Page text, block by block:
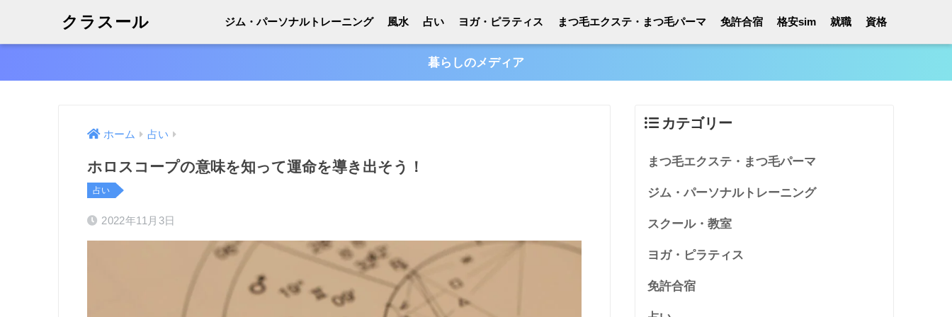
クラスール ジム・パーソナルトレーニング 風水 占い ヨガ・ピラティス まつ毛エクステ・まつ毛パーマ 免許合宿 格安sim 就職 資格
暮らしのメディア
ホーム 占い
ホロスコープの意味を知って運命を導き出そう！
占い
2022年11月3日
カテゴリー
まつ毛エクステ・まつ毛パーマ
ジム・パーソナルトレーニング
スクール・教室
ヨガ・ピラティス
免許合宿